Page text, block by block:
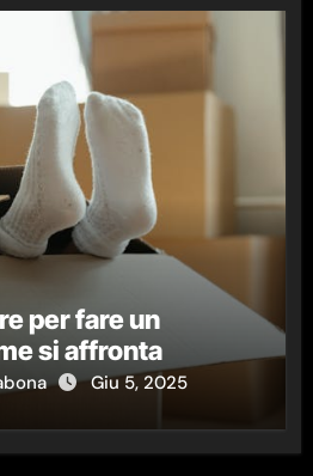
per fare un
si affronta
Giu 5, 2025